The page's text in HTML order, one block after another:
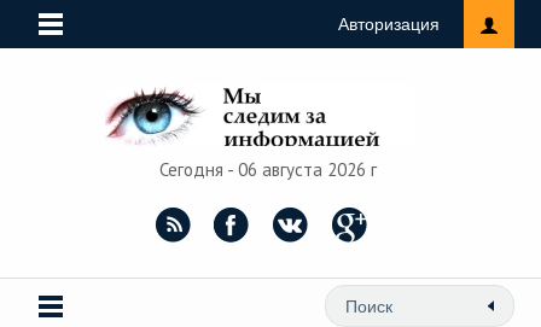
Авторизация
Сегодня - 06 августа 2026 г